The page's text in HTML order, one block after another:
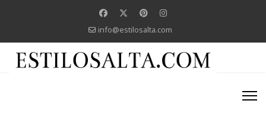
info@estilosalta.com